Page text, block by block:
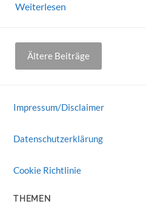
Weiterlesen
Beitragsnavigation
Ältere Beiträge
Impressum/Disclaimer
Datenschutzerklärung
Cookie Richtlinie
THEMEN